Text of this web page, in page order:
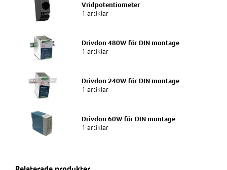
Vridpotentiometer
1 artiklar
Drivdon 480W för DIN montage
1 artiklar
Drivdon 240W för DIN montage
1 artiklar
Drivdon 60W för DIN montage
1 artiklar